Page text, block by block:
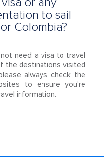
to sail
Colombia?
not need a visa to travel
the destinations visited
always check the
to ensure you’re
information.